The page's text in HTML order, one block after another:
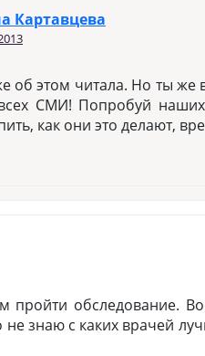
Картавцева
об этом читала. Но ты же
СМИ! Попробуй
как они это делают,
пройти обследование.
не знаю с каких врачей